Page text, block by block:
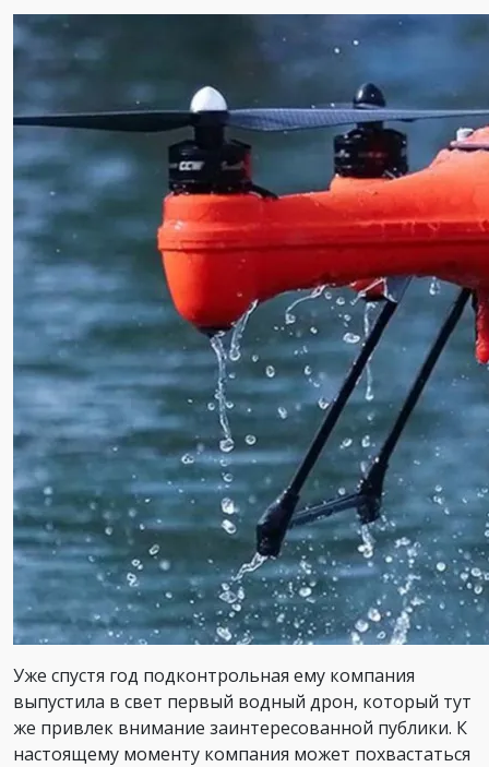
Уже спустя год подконтрольная ему компания
выпустила в свет первый водный дрон, который тут
же привлек внимание заинтересованной публики. К
настоящему моменту компания может похвастаться